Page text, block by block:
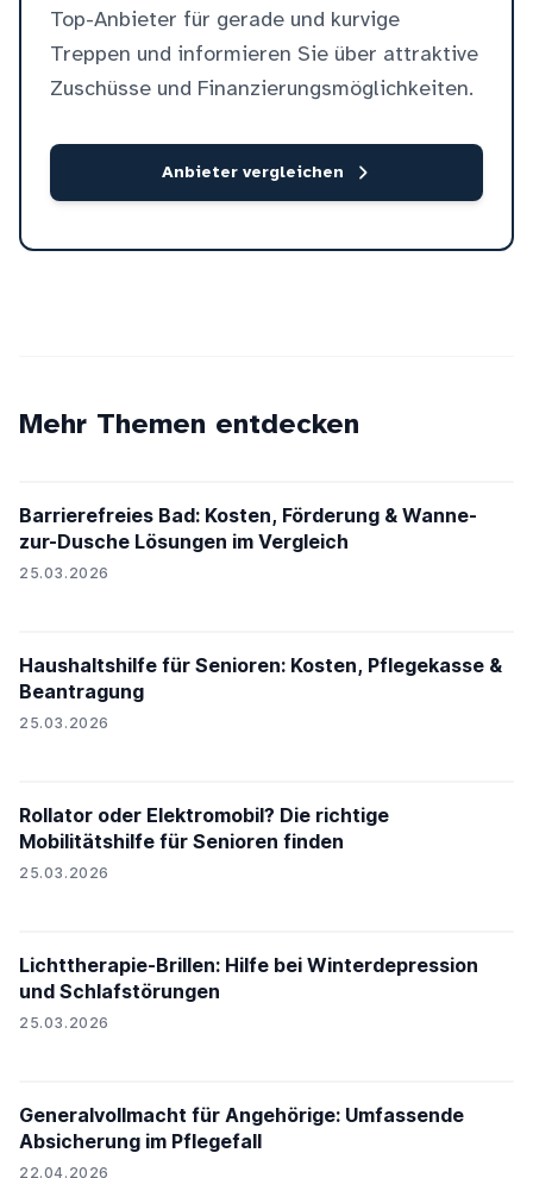
Top-Anbieter für gerade und kurvige
Treppen und informieren Sie über attraktive
Zuschüsse und Finanzierungsmöglichkeiten.
Anbieter vergleichen
Mehr Themen entdecken
Barrierefreies Bad: Kosten, Förderung & Wanne-
zur-Dusche Lösungen im Vergleich
25.03.2026
Haushaltshilfe für Senioren: Kosten, Pflegekasse &
Beantragung
25.03.2026
Rollator oder Elektromobil? Die richtige
Mobilitätshilfe für Senioren finden
25.03.2026
Lichttherapie-Brillen: Hilfe bei Winterdepression
und Schlafstörungen
25.03.2026
Generalvollmacht für Angehörige: Umfassende
Absicherung im Pflegefall
22.04.2026